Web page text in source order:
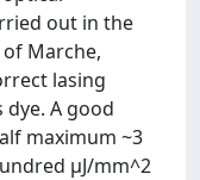
out in the
Marche,
lasing
A good
maximum ~3
µJ/mm^2